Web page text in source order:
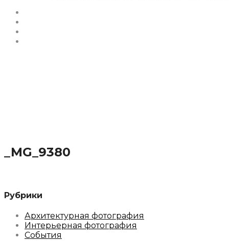
_MG_9380
Рубрики
Архитектурная фотография
Интерьерная фотография
События